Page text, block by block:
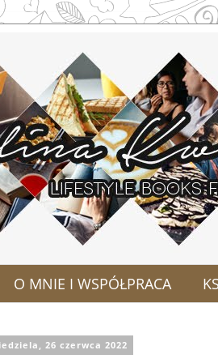
O MNIE I WSPÓŁPRACA
26 czerwca 2022